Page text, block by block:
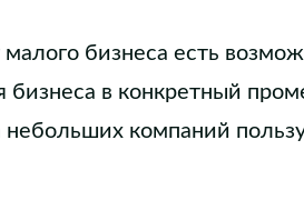
бизнеса есть
бизнеса в конкретный
небольших компаний